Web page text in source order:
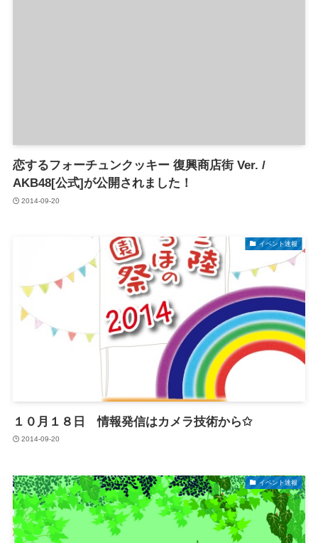
恋するフォーチュンクッキー 復興商店街 Ver. /
AKB48[公式]が公開されました！
2014-09-20
イベント速報
１０月１８日 情報発信はカメラ技術から✩
2014-09-20
イベント速報